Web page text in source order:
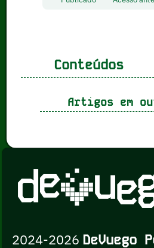
Conteúdos
Artigos em
2024-2026 DeVuego